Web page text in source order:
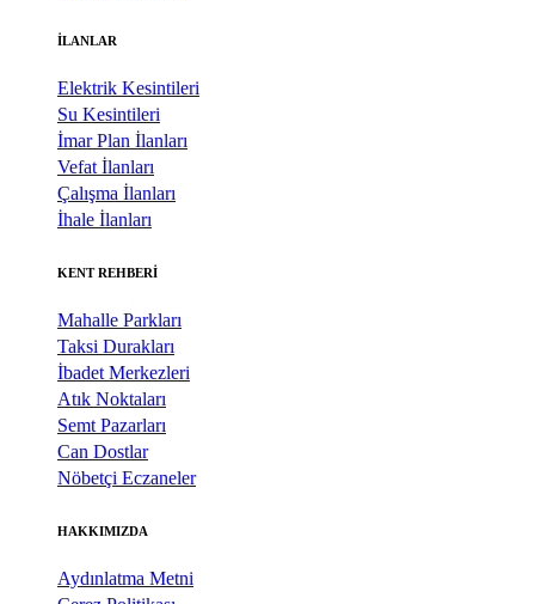
İLANLAR
Elektrik Kesintileri
Su Kesintileri
İmar Plan İlanları
Vefat İlanları
Çalışma İlanları
İhale İlanları
KENT REHBERİ
Mahalle Parkları
Taksi Durakları
İbadet Merkezleri
Atık Noktaları
Semt Pazarları
Can Dostlar
Nöbetçi Eczaneler
HAKKIMIZDA
Aydınlatma Metni